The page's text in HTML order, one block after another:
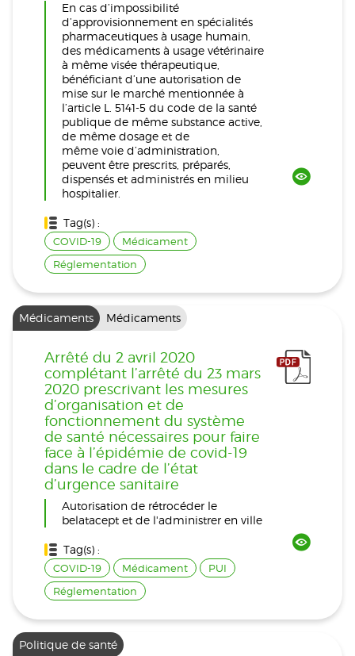
En cas d’impossibilité
d’approvisionnement en spécialités
pharmaceutiques à usage humain,
des médicaments à usage vétérinaire
à même visée thérapeutique,
bénéficiant d’une autorisation de
mise sur le marché mentionnée à
l’article L. 5141-5 du code de la santé
publique de même substance active,
de même dosage et de
même voie d’administration,
peuvent être prescrits, préparés,
dispensés et administrés en milieu
hospitalier.
Tag(s) :
COVID-19
Médicament
Réglementation
Médicaments Médicaments
Arrêté du 2 avril 2020
complétant l’arrêté du 23 mars
2020 prescrivant les mesures
d’organisation et de
fonctionnement du système
de santé nécessaires pour faire
face à l’épidémie de covid-19
dans le cadre de l’état
d’urgence sanitaire
Autorisation de rétrocéder le
belatacept et de l'administrer en ville
Tag(s) :
COVID-19 Médicament
PUI
Réglementation
Politique de santé